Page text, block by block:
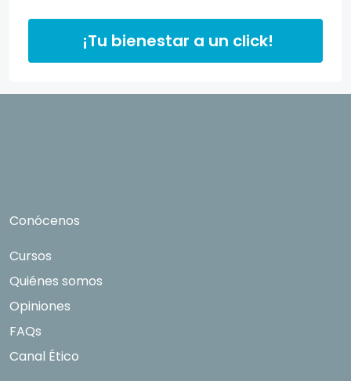
con el fin de ofrecerle información del
programa formativo seleccionado o de otros
directamente relacionados con el interés
contratación correspondiente. Compartiremos
y como se explica en la
¡Tu bienestar a un click!
Conócenos
Cursos
Quiénes somos
Opiniones
FAQs
Canal Ético